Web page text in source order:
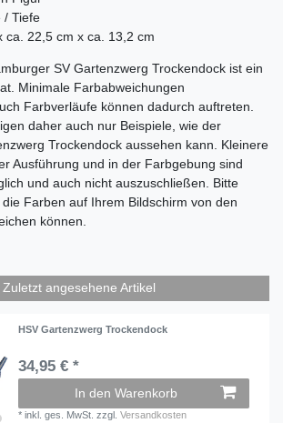
/ Tiefe
ca. 22,5 cm x ca. 13,2 cm
SV Gartenzwerg Trockendock ist ein
Minimale Farbabweichungen
Farbverläufe können dadurch auftreten.
daher auch nur Beispiele, wie der
Trockendock aussehen kann. Kleinere
Ausführung und in der Farbgebung sind
und auch nicht auszuschließen. Bitte
Farben auf Ihrem Bildschirm von den
können.
Zuletzt angesehene Artikel
HSV Gartenzwerg Trockendock
34,95 € *
In den Warenkorb
*inkl. ges. MwSt. zzgl.Versandkosten